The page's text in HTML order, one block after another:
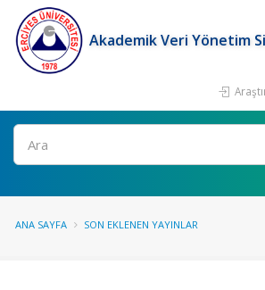
Akademik Veri Yönetim
Ara
ANA SAYFA SON EKLENEN YAYINLAR